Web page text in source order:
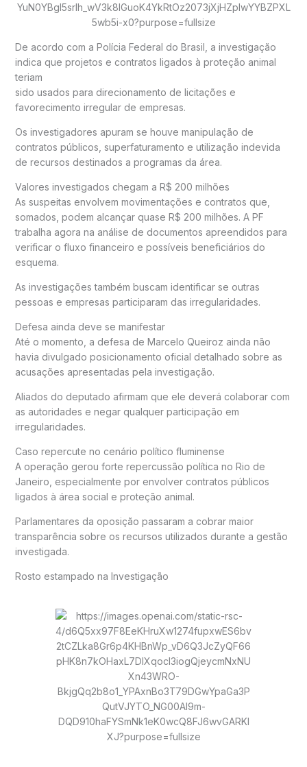
De acordo com a Polícia Federal do Brasil , a investigação
indica que projetos e contratos ligados à proteção animal
teriam
sido usados para direcionamento de licitações e
favorecimento irregular de empresas.
Os investigadores apuram se houve manipulação de
contratos públicos, superfaturamento e utilização indevida
de recursos destinados a programas da área.
Valores investigados chegam a R$ 200 milhões
As suspeitas envolvem movimentações e contratos que,
somados, podem alcançar quase R$ 200 milhões. A PF
trabalha agora na análise de documentos apreendidos para
verificar o fluxo financeiro e possíveis beneficiários do
esquema.
As investigações também buscam identificar se outras
pessoas e empresas participaram das irregularidades.
Defesa ainda deve se manifestar
Até o momento, a defesa de Marcelo Queiroz ainda não
havia divulgado posicionamento oficial detalhado sobre as
acusações apresentadas pela investigação.
Aliados do deputado afirmam que ele deverá colaborar com
as autoridades e negar qualquer participação em
irregularidades.
Caso repercute no cenário político fluminense
A operação gerou forte repercussão política no Rio de
Janeiro , especialmente por envolver contratos públicos
ligados à área social e proteção animal.
Parlamentares da oposição passaram a cobrar maior
transparência sobre os recursos utilizados durante a gestão
investigada.
Rosto estampado na Investigação